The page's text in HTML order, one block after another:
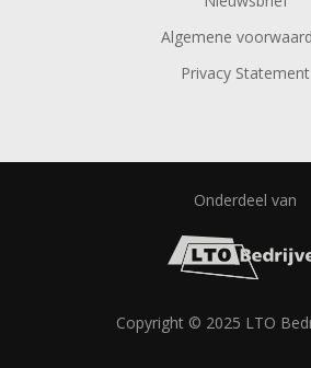
Algemene
Privacy Statement
Onderdeel van
Copyright © 2025 LTO